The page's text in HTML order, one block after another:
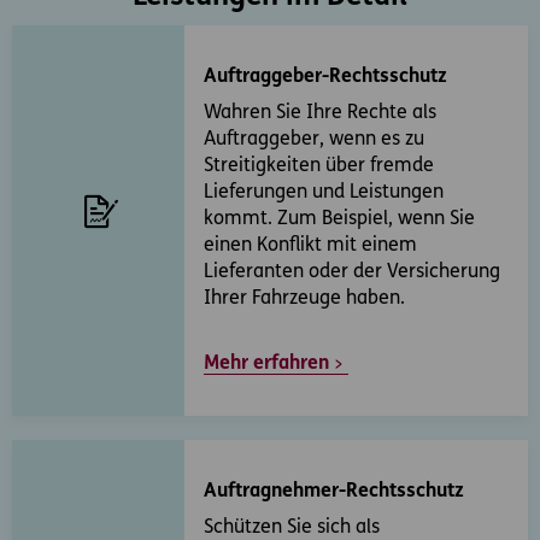
Auftraggeber-Rechtsschutz
Wahren Sie Ihre Rechte als
Auftraggeber, wenn es zu
Streitigkeiten über fremde
Lieferungen und Leistungen
kommt. Zum Beispiel, wenn Sie
einen Konflikt mit einem
Lieferanten oder der Versicherung
Ihrer Fahrzeuge haben.
Mehr erfahren
Auftragnehmer-Rechtsschutz
Schützen Sie sich als